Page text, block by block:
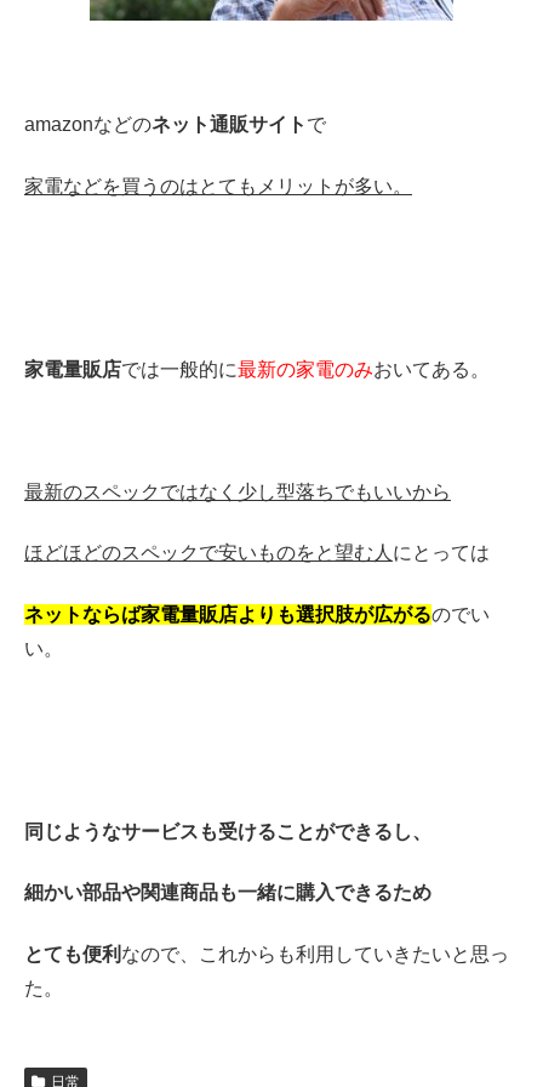
amazonなどのネット通販サイト で
家電などを買うのはとてもメリットが多い。
家電量販店では一般的に最新の家電のみおいてある。
最新のスペックではなく少し型落ちでもいいから
ほどほどのスペックで安いものをと望む人 にとっては
ネットならば家電量販店よりも選択肢が広がるのでい
い。
同じようなサービスも受けることができるし、
細かい部品や関連商品も一緒に購入できるため
とても便利 なので、これからも利用していきたいと思っ
た。
日常